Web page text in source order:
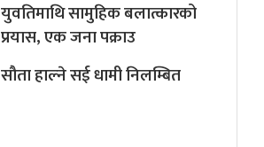
युवतिमाथि सामुहिक बलात्कारको
प्रयास, एक जना पक्राउ
सौता हाल्ने सई धामी निलम्बित